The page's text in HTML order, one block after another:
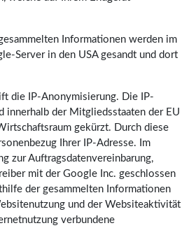
Informationen werden im
Server in den USA gesandt und dort
die IP-Anonymisierung. Die IP-
innerhalb der Mitgliedsstaaten der EU
gekürzt. Durch diese
Ihrer IP-Adresse. Im
zur Auftragsdatenvereinbarung,
mit der Google Inc. geschlossen
der gesammelten Informationen
und der Websiteaktivität
verbundene